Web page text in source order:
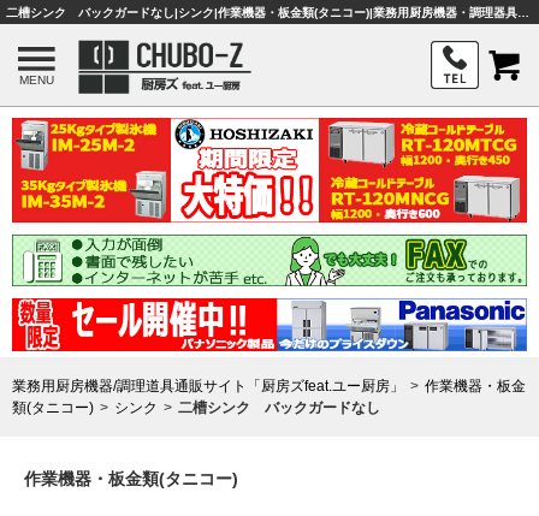
MENU
業務用厨房機器/調理道具通販サイト「厨房ズfeat.ユー厨房」
作業機器・板金
類(タニコー)
シンク 二槽シンク バックガードなし
作業機器・板金類(タニコー)